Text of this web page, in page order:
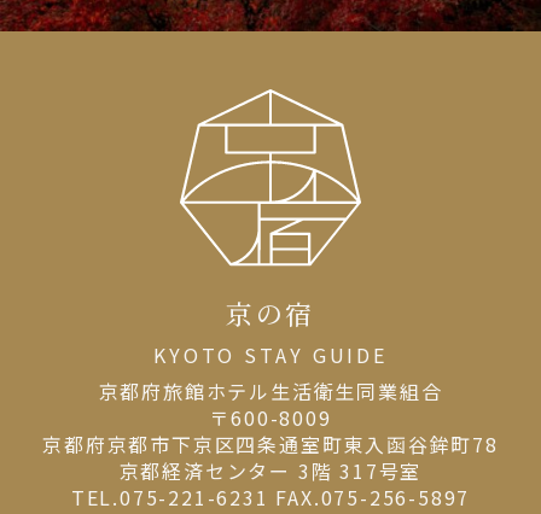
京の宿
KYOTO STAY GUIDE
京都府旅館ホテル⽣活衛⽣同業組合
〒600-8009
京都府京都市下京区四条通室町東入函谷鉾町78
京都経済センター 3階 317号室
TEL.075-221-6231 FAX.075-256-5897